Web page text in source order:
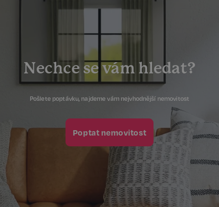
Nechce se vám hledat?
Pošlete poptávku, najdeme vám nejvhodnější nemovitost
Poptat nemovitost